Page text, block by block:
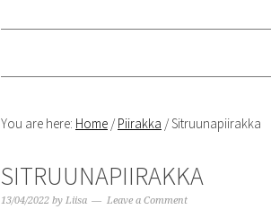
You are here: Home / Piirakka /Sitruunapiirakka
SITRUUNAPIIRAKKA
13/04/2022 by Liisa Leave a Comment